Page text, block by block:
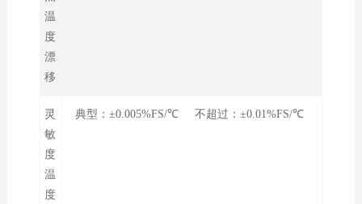
温
度
漂
移
灵
敏
度
温
度
典型：±0.005%FS/℃ 不超过：±0.01%FS/℃